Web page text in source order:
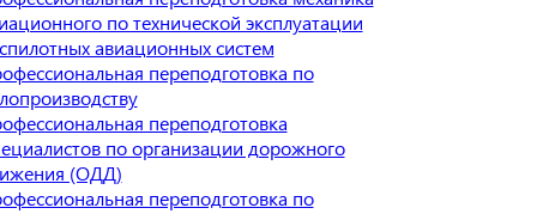
по технической эксплуатации
авиационных систем
переподготовка по
переподготовка
по организации дорожного
(ОДД)
переподготовка по